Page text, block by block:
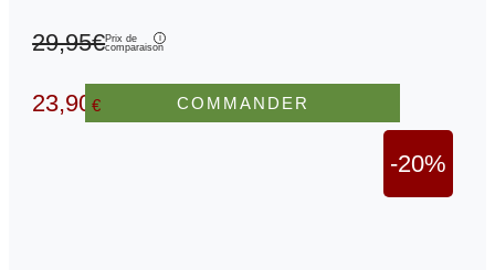
29,95€Prix de
comparaison
23,90€
-20%
COMMANDER